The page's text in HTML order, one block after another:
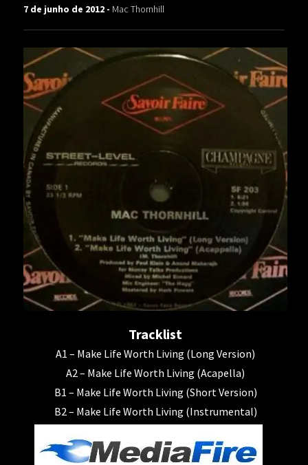
7 de junho de 2012 - Mac Thornhill
Tracklist
A1 – Make Life Worth Living (Long Version)
A2 – Make Life Worth Living (Acapella)
B1 – Make Life Worth Living (Short Version)
B2 – Make Life Worth Living (Instrumental)